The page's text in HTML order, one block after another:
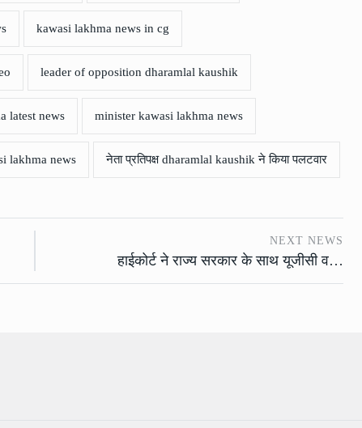
kawasi lakhma news in cg
leader of opposition dharamlal kaushik
latest news minister kawasi lakhma news
lakhma news नेता प्रतिपक्ष dharamlal kaushik ने किया पलटवार
NEXT NEWS
हाईकोर्ट ने राज्य सरकार के साथ यूजीसी व…